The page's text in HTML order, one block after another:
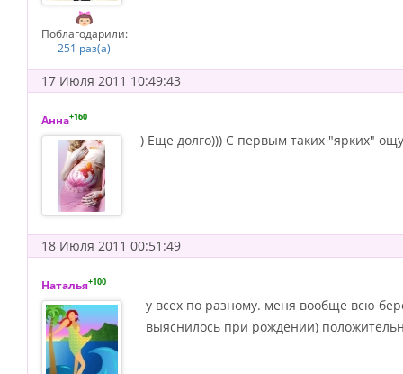
Поблагодарили:
251 раз(а)
17 Июля 2011 10:49:43
Анна+160
) Еще долго))) С первым таких "ярких"
18 Июля 2011 00:51:49
Наталья+100
у всех по разному. меня вообще всю
выяснилось при рождении)